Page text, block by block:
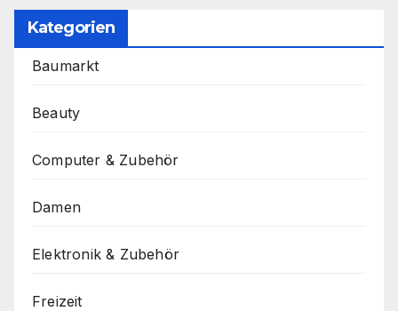
Kategorien
Baumarkt
Beauty
Computer & Zubehör
Damen
Elektronik & Zubehör
Freizeit